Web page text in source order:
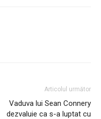
Articolul următor
Vaduva lui Sean Connery
dezvaluie ca s-a luptat cu